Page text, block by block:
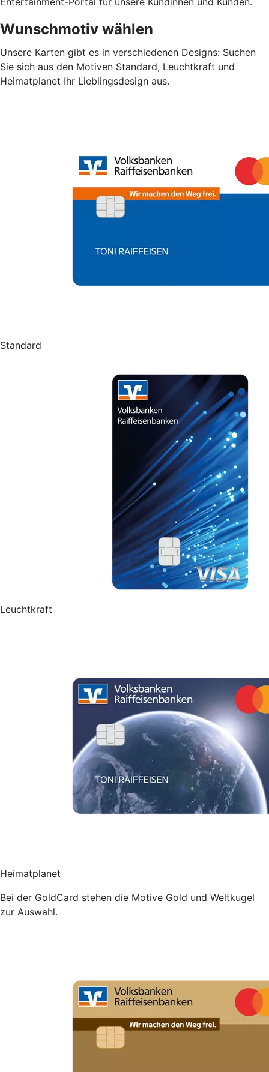
Wunschmotiv wählen
Unsere Karten gibt es in verschiedenen Designs: Suchen
Sie sich aus den Motiven Standard, Leuchtkraft und
Heimatplanet Ihr Lieblingsdesign aus.
Standard
Leuchtkraft
Heimatplanet
Bei der GoldCard stehen die Motive Gold und Weltkugel
zur Auswahl.